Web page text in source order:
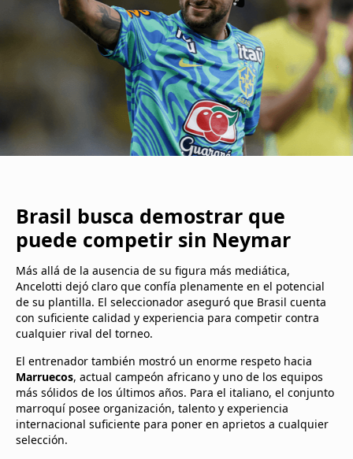
Brasil busca demostrar que
puede competir sin Neymar
Más allá de la ausencia de su figura más mediática,
Ancelotti dejó claro que confía plenamente en el potencial
de su plantilla. El seleccionador aseguró que Brasil cuenta
con suficiente calidad y experiencia para competir contra
cualquier rival del torneo.
El entrenador también mostró un enorme respeto hacia
Marruecos, actual campeón africano y uno de los equipos
más sólidos de los últimos años. Para el italiano, el conjunto
marroquí posee organización, talento y experiencia
internacional suficiente para poner en aprietos a cualquier
selección.